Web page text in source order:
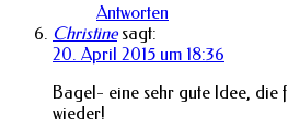
Antworten
Christine sagt:
20. April 2015 um 18:36
Bagel- eine sehr gute Idee, die
wieder!